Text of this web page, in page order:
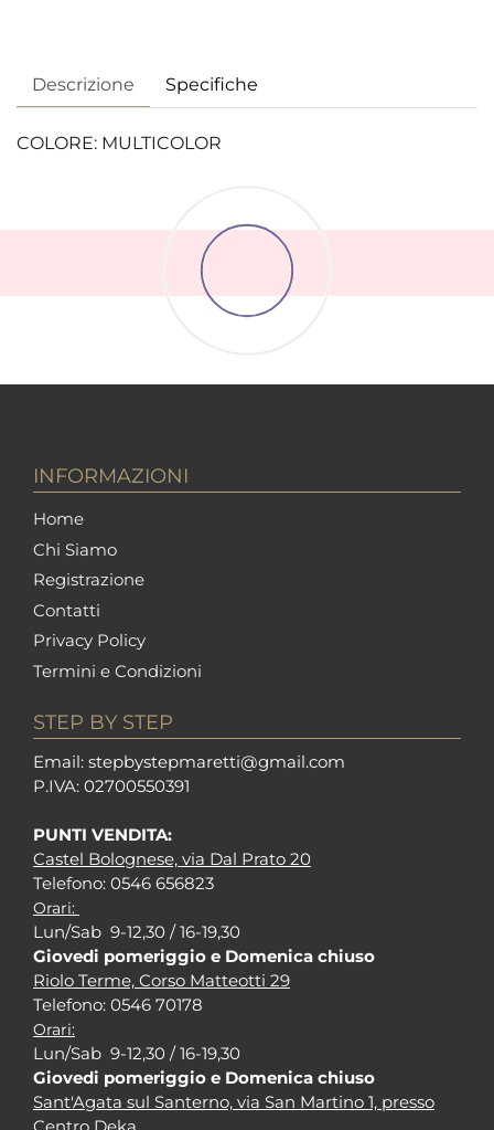
Descrizione Specifiche
COLORE: MULTICOLOR
INFORMAZIONI
Home
Chi Siamo
Registrazione
Contatti
Privacy Policy
Termini e Condizioni
STEP BY STEP
Email: stepbystepmaretti@gmail.com
P.IVA: 02700550391
PUNTI VENDITA:
Castel Bolognese, via Dal Prato 20
Telefono: 0546 656823
Orari:
Lun/Sab 9-12,30 / 16-19,30
Giovedi pomeriggio e Domenica chiuso
Riolo Terme, Corso Matteotti 29
Telefono: 0546 70178
Orari:
Lun/Sab 9-12,30 / 16-19,30
Giovedi pomeriggio e Domenica chiuso
Sant'Agata sul Santerno, via San Martino 1, presso